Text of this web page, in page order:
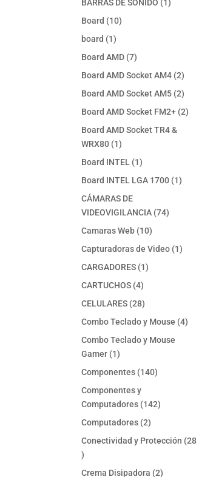
BARRAS DE SONIDO 1
Board 1010
board 11
producto
Board AMD 77
productos
Board AMD Socket AM4 22
productos
Board AMD Socket AM5 22
productos
Board AMD Socket FM2+ 22
Board AMD Socket TR4 &
WRX80 11
producto
Board INTEL 11
producto
Board INTEL LGA 1700 11
CÁMARAS DE
VIDEOVIGILANCIA 7474
Camaras Web 1010
productos
Capturadoras de Video 11
CARGADORES 11
CARTUCHOS 44
productos
CELULARES 2828
productos
Combo Teclado y Mouse 44
Combo Teclado y Mouse
Gamer 11
producto
Componentes 140140
Componentes y
Computadores 142142
Computadores 22
productos
Conectividad y Protección 28
28
productos
Crema Disipadora 22